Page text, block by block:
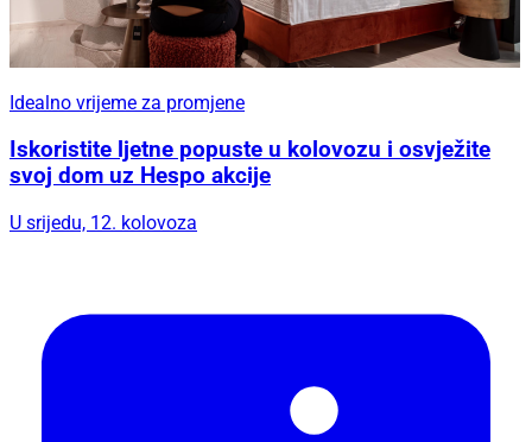
Idealno vrijeme za promjene
Iskoristite ljetne popuste u kolovozu i osvježite
svoj dom uz Hespo akcije
U srijedu, 12. kolovoza